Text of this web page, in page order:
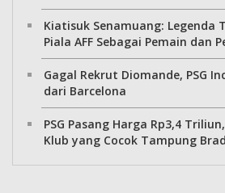
Kiatisuk Senamuang: Legenda
Piala AFF Sebagai Pemain dan
Gagal Rekrut Diomande, PSG
dari Barcelona
PSG Pasang Harga Rp3,4
Klub yang Cocok Tampung